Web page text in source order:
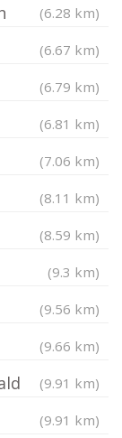
(6.28 km)
(6.67 km)
(6.79 km)
(6.81 km)
(7.06 km)
(8.11 km)
(8.59 km)
(9.3 km)
(9.56 km)
(9.66 km)
(9.91 km)
(9.91 km)